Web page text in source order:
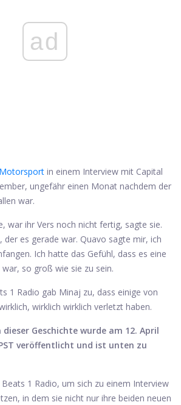
ad
Motorsport in einem Interview mit Capital
ungefähr einen Monat nachdem der
war.
war ihr Vers noch nicht fertig, sagte sie.
der es gerade war. Quavo sagte mir, ich
Ich hatte das Gefühl, dass es eine
so groß wie sie zu sein.
1 Radio gab Minaj zu, dass einige von
wirklich wirklich verletzt haben.
Geschichte wurde am 12. April
veröffentlicht und ist unten zu
1 Radio, um sich zu einem Interview
in dem sie nicht nur ihre beiden neuen